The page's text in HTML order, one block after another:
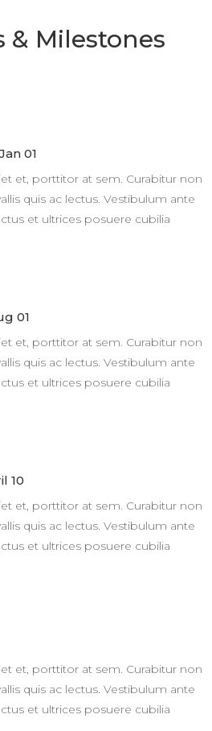
& Milestones
01
et, porttitor at sem. Curabitur non
quis ac lectus. Vestibulum ante
et ultrices posuere cubilia
01
et, porttitor at sem. Curabitur non
quis ac lectus. Vestibulum ante
et ultrices posuere cubilia
10
et, porttitor at sem. Curabitur non
quis ac lectus. Vestibulum ante
et ultrices posuere cubilia
et, porttitor at sem. Curabitur non
quis ac lectus. Vestibulum ante
et ultrices posuere cubilia